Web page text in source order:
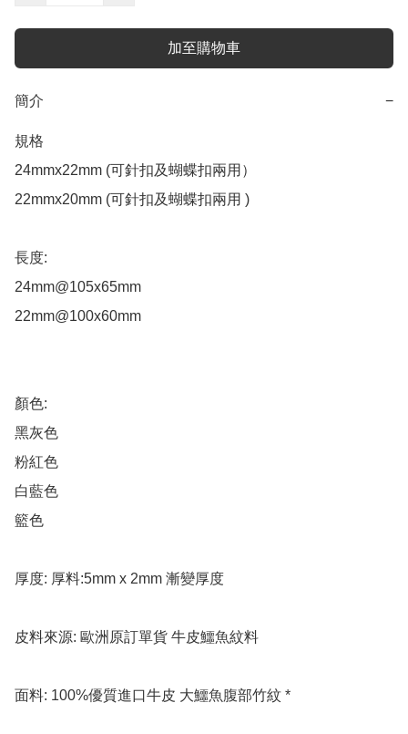
加至購物車
簡介 −
規格
24mmx22mm (可針扣及蝴蝶扣兩用）
22mmx20mm (可針扣及蝴蝶扣兩用 )
長度:
24mm@105x65mm
22mm@100x60mm
顏色:
黑灰色
粉紅色
白藍色
籃色
厚度: 厚料:5mm x 2mm 漸變厚度
皮料來源: 歐洲原訂單貨 牛皮鱷魚紋料
面料: 100%優質進口牛皮 大鱷魚腹部竹紋 *